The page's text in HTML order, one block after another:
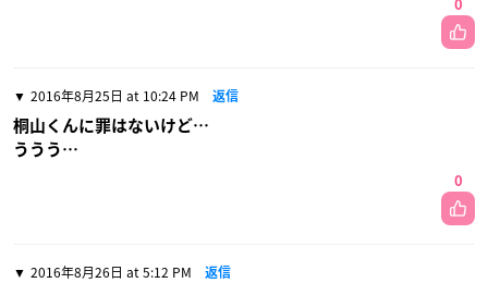
0
2016年8月25日 at 10:24 PM 返信
桐山くんに罪はないけど…
ううう…
0
2016年8月26日 at 5:12 PM 返信